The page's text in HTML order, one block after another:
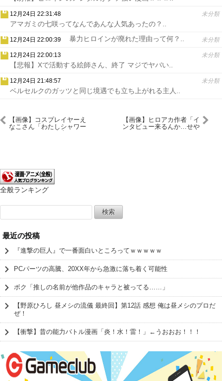
12月24日 22:31:48 未分類
アマガミの七咲ってなんであんな人気あったの？..
12月24日 22:00:39 未分類
暴力ヒロインが廃れた理由って何？..
12月24日 22:00:13 未分類
【悲報】Xで活動する絵師さん、終了 マジでヤバい..
12月24日 21:48:57 未分類
ベルセルクのガッツと同じ境遇でも立ち上がれる主人..
【画像】コスプレイヤーえ
なこさん「わたしシャワー
【画像】ヒロアカ作者「イ
ンタビュー来るんか…せや
全般ランキング
索:
最近の投稿
『進撃の巨人』で一番面白いところってｗｗｗｗｗ
PCパーツの高騰、20XX年から急激に落ち着く可能性
ボク「推しの名前が他作品のキャラと被ってる……」
【野原ひろし 昼メシの流儀 最終回】第12話 感想 俺は昼メシのプロだ
ぜ！
【衝撃】昔の能力バトル漫画「炎！水！雷！」←うおおお！！！